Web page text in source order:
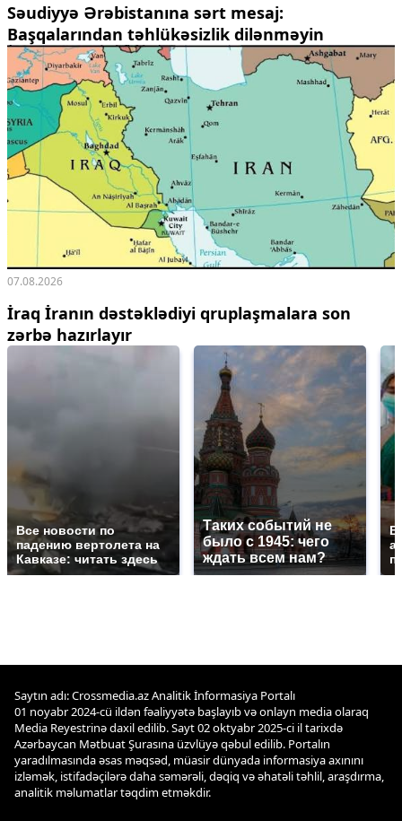
Səudiyyə Ərəbistanına sərt mesaj:
Başqalarından təhlükəsizlik dilənməyin
07.08.2026
İraq İranın dəstəklədiyi qruplaşmalara son
zərbə hazırlayır
Все новости по
падению вертолета на
Кавказе: читать здесь
Таких событий не
было с 1945: чего
ждать всем нам?
В
Saytın adı: Crossmedia.az Analitik İnformasiya Portalı
01 noyabr 2024-cü ildən fəaliyyətə başlayıb və onlayn media olaraq
Media Reyestrinə daxil edilib. Sayt 02 oktyabr 2025-ci il tarixdə
Azərbaycan Mətbuat Şurasına üzvlüyə qəbul edilib. Portalın
yaradılmasında əsas məqsəd, müasir dünyada informasiya axınını
izləmək, istifadəçilərə daha səmərəli, dəqiq və əhatəli təhlil, araşdırma,
analitik məlumatlar təqdim etməkdir.